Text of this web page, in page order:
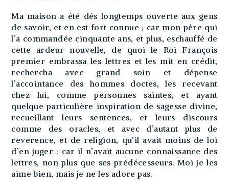
Ma maison a été dés longtemps ouverte aux gens
de savoir, et en est fort connue ; car mon père qui
l’a commandée cinquante ans, et plus, eschauffé de
cette ardeur nouvelle, de quoi le Roi François
premier embrassa les lettres et les mit en crédit,
rechercha avec grand soin et dépense
l’accointance des hommes doctes, les recevant
chez lui, comme personnes saintes, et ayant
quelque particulière inspiration de sagesse divine,
recueillant leurs sentences, et leurs discours
comme des oracles, et avec d’autant plus de
reverence, et de religion, qu’il avait moins de loi
d’en juger : car il n’avait aucune connaissance des
lettres, non plus que ses prédécesseurs. Moi je les
aime bien, mais je ne les adore pas.